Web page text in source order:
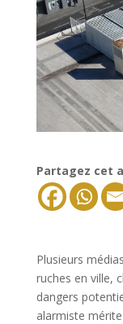
Partagez cet
Plusieurs
ruches en ville,
dangers
alarmiste